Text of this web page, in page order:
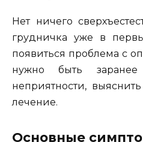
Нет ничего
грудничка уже в
появиться проблема с
нужно быть
неприятности,
лечение.
Основные